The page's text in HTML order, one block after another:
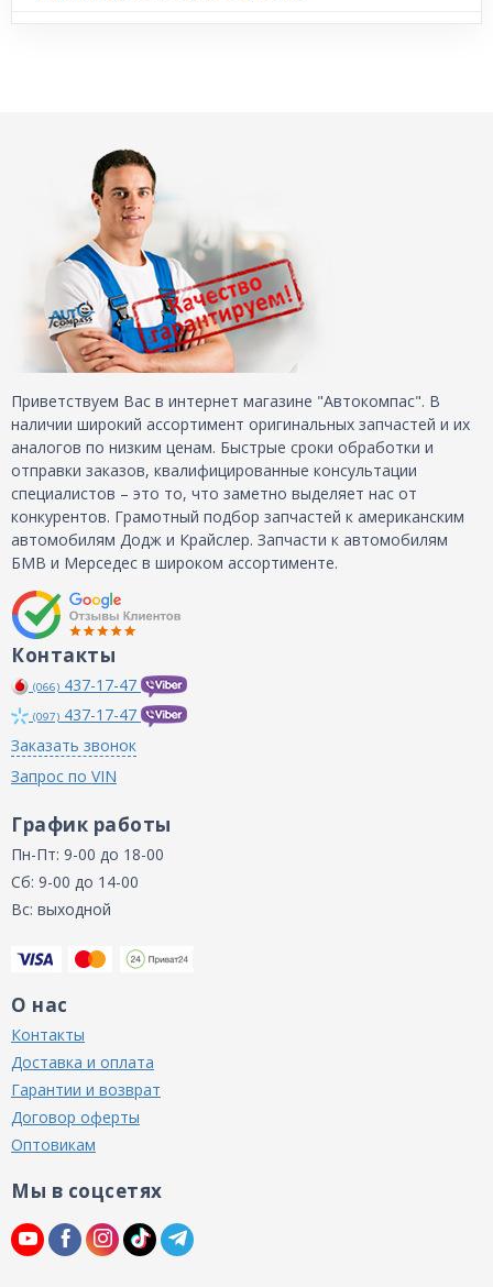
Приветствуем Вас в интернет магазине "Автокомпас". В
наличии широкий ассортимент оригинальных запчастей и их
аналогов по низким ценам. Быстрые сроки обработки и
отправки заказов, квалифицированные консультации
специалистов – это то, что заметно выделяет нас от
конкурентов. Грамотный подбор запчастей к американским
автомобилям Додж и Крайслер. Запчасти к автомобилям
БМВ и Мерседес в широком ассортименте.
Контакты
(066) 437-17-47
(097) 437-17-47
Заказать звонок
Запрос по VIN
График работы
Пн-Пт: 9-00 до 18-00
Сб: 9-00 до 14-00
Вс: выходной
О нас
Контакты
Доставка и оплата
Гарантии и возврат
Договор оферты
Оптовикам
Мы в соцсетях